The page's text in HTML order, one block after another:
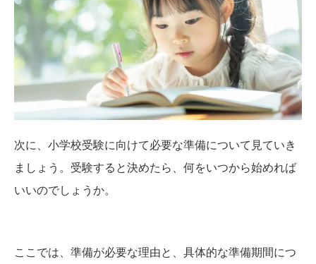
次に、小学校受験に向けて必要な準備について見ていき
ましょう。受験すると決めたら、何をいつから始めれば
いいのでしょうか。
ここでは、準備が必要な理由と、具体的な準備期間につ